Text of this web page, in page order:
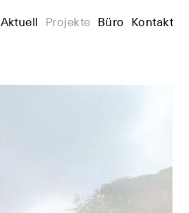
Aktuell Projekte Büro Kontakt
+